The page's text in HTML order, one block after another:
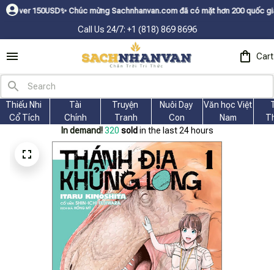
Chúc mừng Sachnhanvan.com đã có mặt hơn 200 quốc gia như Mỹ,
Call Us 24/7: +1 (818) 869 8696
Cart
Thiếu Nhi
Cổ Tích
Tài
Chính
Truyện
Tranh
Nuôi Dạy
Con
Văn học Việt
Nam
In demand! 320 sold in the last 24 hours